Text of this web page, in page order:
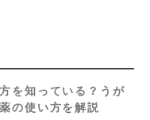
を知っている？うが
の使い方を解説